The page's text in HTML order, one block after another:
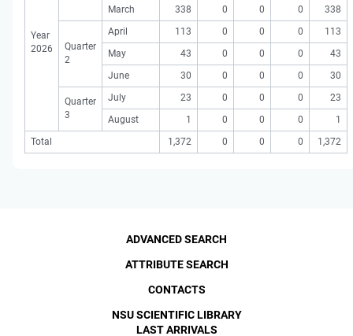
Year
2026
March
338 0 0 0 338
Quarter
2
April 113 0 0 0
113
May
43 0 0 0
43
June
30 0 0 0 30
Quarter
3
July 23 0 0 0
23
August
1 0 0 0
1
Total
1,372 0 0 0 1,372
ADVANCED SEARCH
ATTRIBUTE SEARCH
CONTACTS
NSU SCIENTIFIC LIBRARY
LAST ARRIVALS